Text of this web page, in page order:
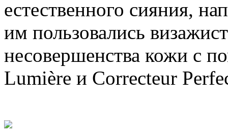
естественного сияния,
им пользовались
несовершенства кожи с
Lumière и Correcteur